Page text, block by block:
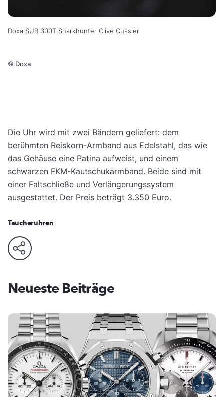
Doxa SUB 300T Sharkhunter Clive Cussler
© Doxa
Die Uhr wird mit zwei Bändern geliefert: dem
berühmten Reiskorn-Armband aus Edelstahl, das wie
das Gehäuse eine Patina aufweist, und einem
schwarzen FKM-Kautschukarmband. Beide sind mit
einer Faltschließe und Verlängerungssystem
ausgestattet. Der Preis beträgt 3.350 Euro.
Taucheruhren
Neueste Beiträge